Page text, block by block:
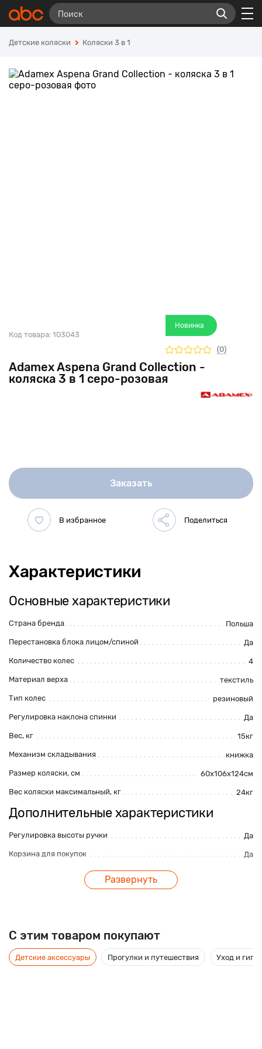
Детские коляски Коляски 3 в 1
Adamex Aspena Grand Collection -
коляска 3 в 1 серо-розовая
Код товара: 103043
Новинка
(0)
Заказать
Характеристики
Основные характеристики
Страна бренда Польша
Перестановка блока лицом/спиной Да
Количество колес 4
Материал верха текстиль
Тип колес резиновый
Регулировка наклона спинки Да
Вес, кг 15кг
Механизм складывания книжка
Размер коляски, см 60х106х124см
Вес коляски максимальный, кг 24кг
Дополнительные характеристики
Регулировка высоты ручки Да
Корзина для покупок Да
Максимальная нагрузка, кг
Поворотные передние колеса
Размер упаковки, см 60х60х90см
Ремни безопасности Да
Развернуть
C этим товаром покупают
Детские аксессуары Прогулки и путешествия Уход и